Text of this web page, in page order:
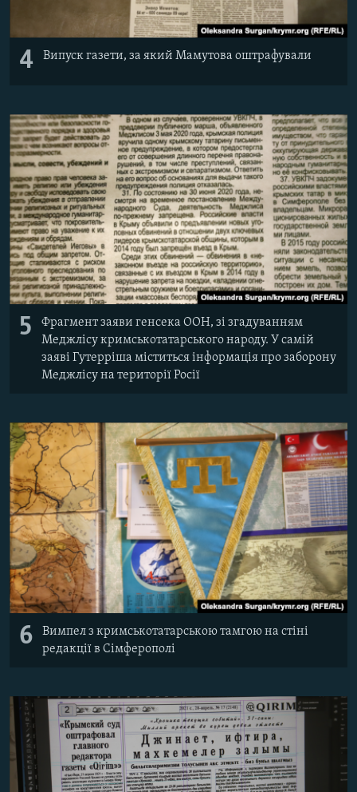
4 Випуск газети, за який Мамутова оштрафували
5
Фрагмент заяви генсека ООН, зі згадуванням
Меджлісу кримськотатарського народу. У самій
заяві Гутерріша міститься інформація про заборону
Меджлісу на території Росії
6
Вимпел з кримськотатарською тамгою на стіні
редакції в Сімферополі